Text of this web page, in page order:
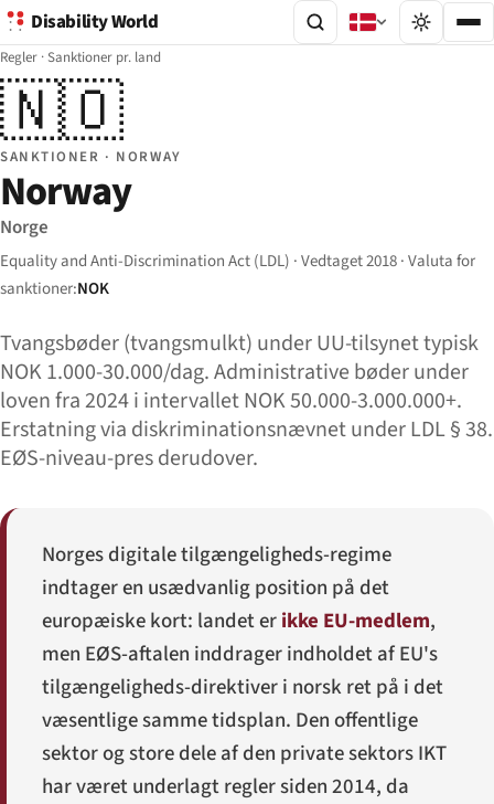
Disability World
Regler ·Sanktioner pr. land
🇳🇴
SANKTIONER · NORWAY
Norway
Norge
Equality and Anti-Discrimination Act (LDL) · Vedtaget 2018 · Valuta for
sanktioner:NOK
Tvangsbøder (tvangsmulkt) under UU-tilsynet typisk
NOK 1.000-30.000/dag. Administrative bøder under
loven fra 2024 i intervallet NOK 50.000-3.000.000+.
Erstatning via diskriminationsnævnet under LDL § 38.
EØS-niveau-pres derudover.
Norges digitale tilgængeligheds-regime
indtager en usædvanlig position på det
europæiske kort: landet erikke EU-medlem,
men EØS-aftalen inddrager indholdet af EU's
tilgængeligheds-direktiver i norsk ret på i det
væsentlige samme tidsplan. Den offentlige
sektor og store dele af den private sektors IKT
har været underlagt regler siden 2014, da